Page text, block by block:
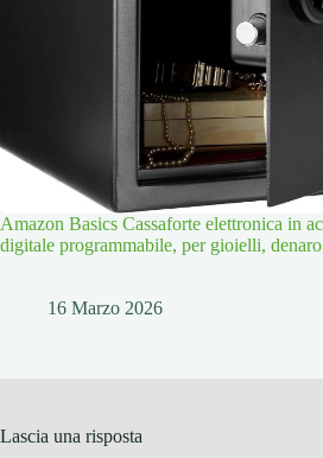
Amazon Basics Cassaforte elettronica in
digitale programmabile, per gioielli,
16 Marzo 2026
Lascia una risposta